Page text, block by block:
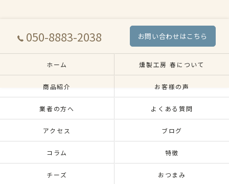
050-8883-2038 お問い合わせはこちら
ホーム 燻製工房 春について
商品紹介 お客様の声
業者の方へ よくある質問
アクセス ブログ
コラム 特徴
チーズ おつまみ